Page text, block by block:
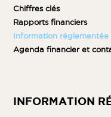
Chiffres clés
Rapports financiers
Information réglementée
Agenda financier et
INFORMATION